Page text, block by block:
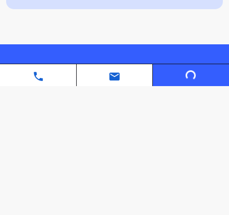
Loading...
Автономная некоммерческая организация дополнительного